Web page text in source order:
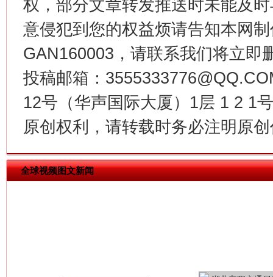
权，部分文章转发推送时未能及
意侵犯到您的权益烦请告知本网
GAN160003，请联系我们将立即
投稿邮箱：
12号（华声国际大厦）1层 1 2 1
原创权利，请转载时务必注明原
全球视频图文新闻
在谋一域中谋全局
今